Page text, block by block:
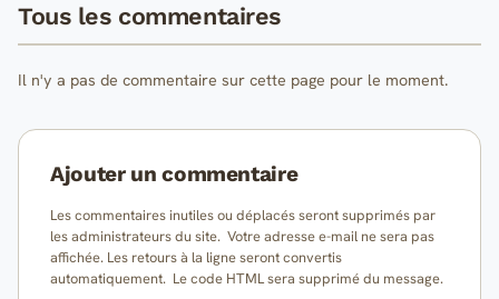
Tous les commentaires
Il n'y a pas de commentaire sur cette page pour le moment.
Ajouter un commentaire
Les commentaires inutiles ou déplacés seront supprimés par
les administrateurs du site. Votre adresse e-mail ne sera pas
affichée. Les retours à la ligne seront convertis
automatiquement. Le code HTML sera supprimé du message.